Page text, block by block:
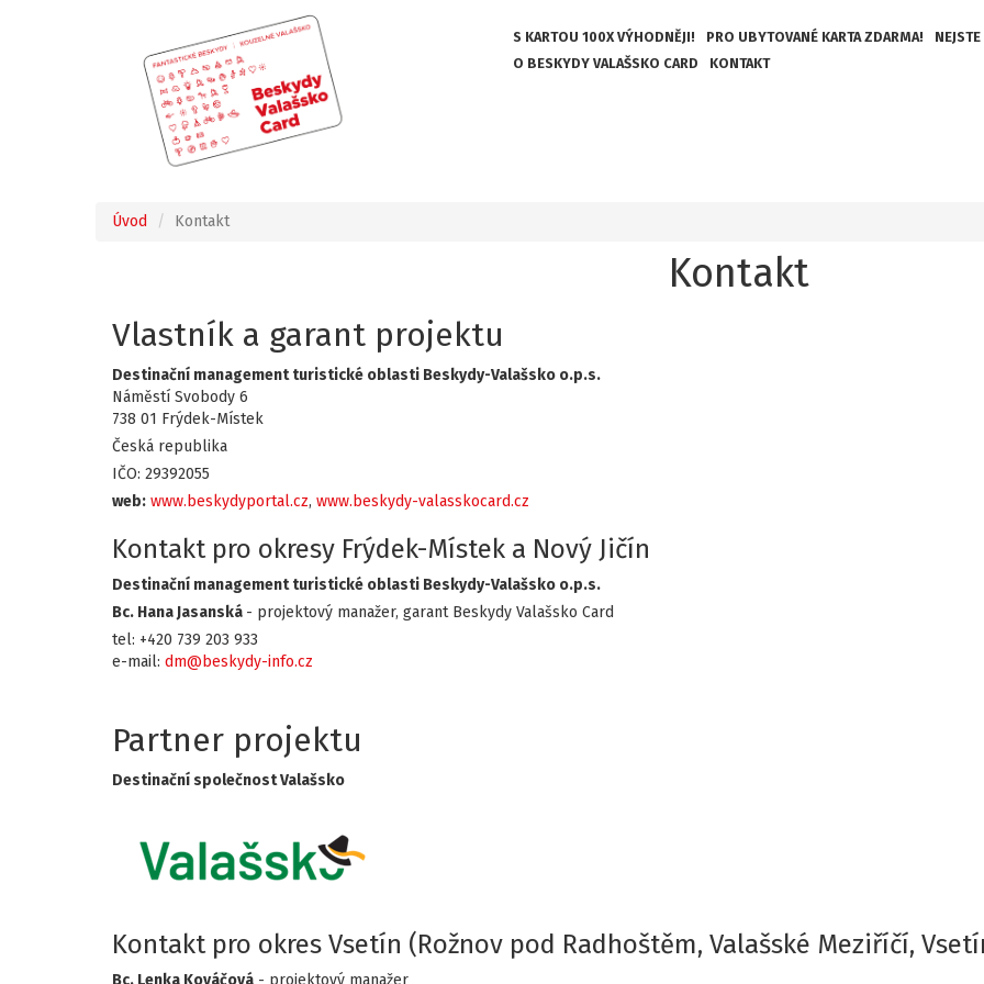
S KARTOU 100X VÝHODNĚJI! PRO UBYTOVANÉ KARTA ZDARMA!
O BESKYDY VALAŠSKO CARD
KONTAKT
Úvod Kontakt
Kontakt
Vlastník a garant projektu
Destinační management turistické oblasti Beskydy-Valašsko o.p.s.
Náměstí Svobody 6
738 01 Frýdek-Místek
Česká republika
IČO: 29392055
web: www.beskydyportal.cz, www.beskydy-valasskocard.cz
Kontakt pro okresy Frýdek-Místek a Nový Jičín
Destinační management turistické oblasti Beskydy-Valašsko o.p.s.
Bc. Hana Jasanská - projektový manažer, garant Beskydy Valašsko Card
tel: +420 739 203 933
e-mail: dm@beskydy-info.cz
Partner projektu
Destinační společnost Valašsko
Kontakt pro okres Vsetín (Rožnov pod Radhoštěm, Valašské Meziříčí,
Bc. Lenka Kováčová - projektový manažer